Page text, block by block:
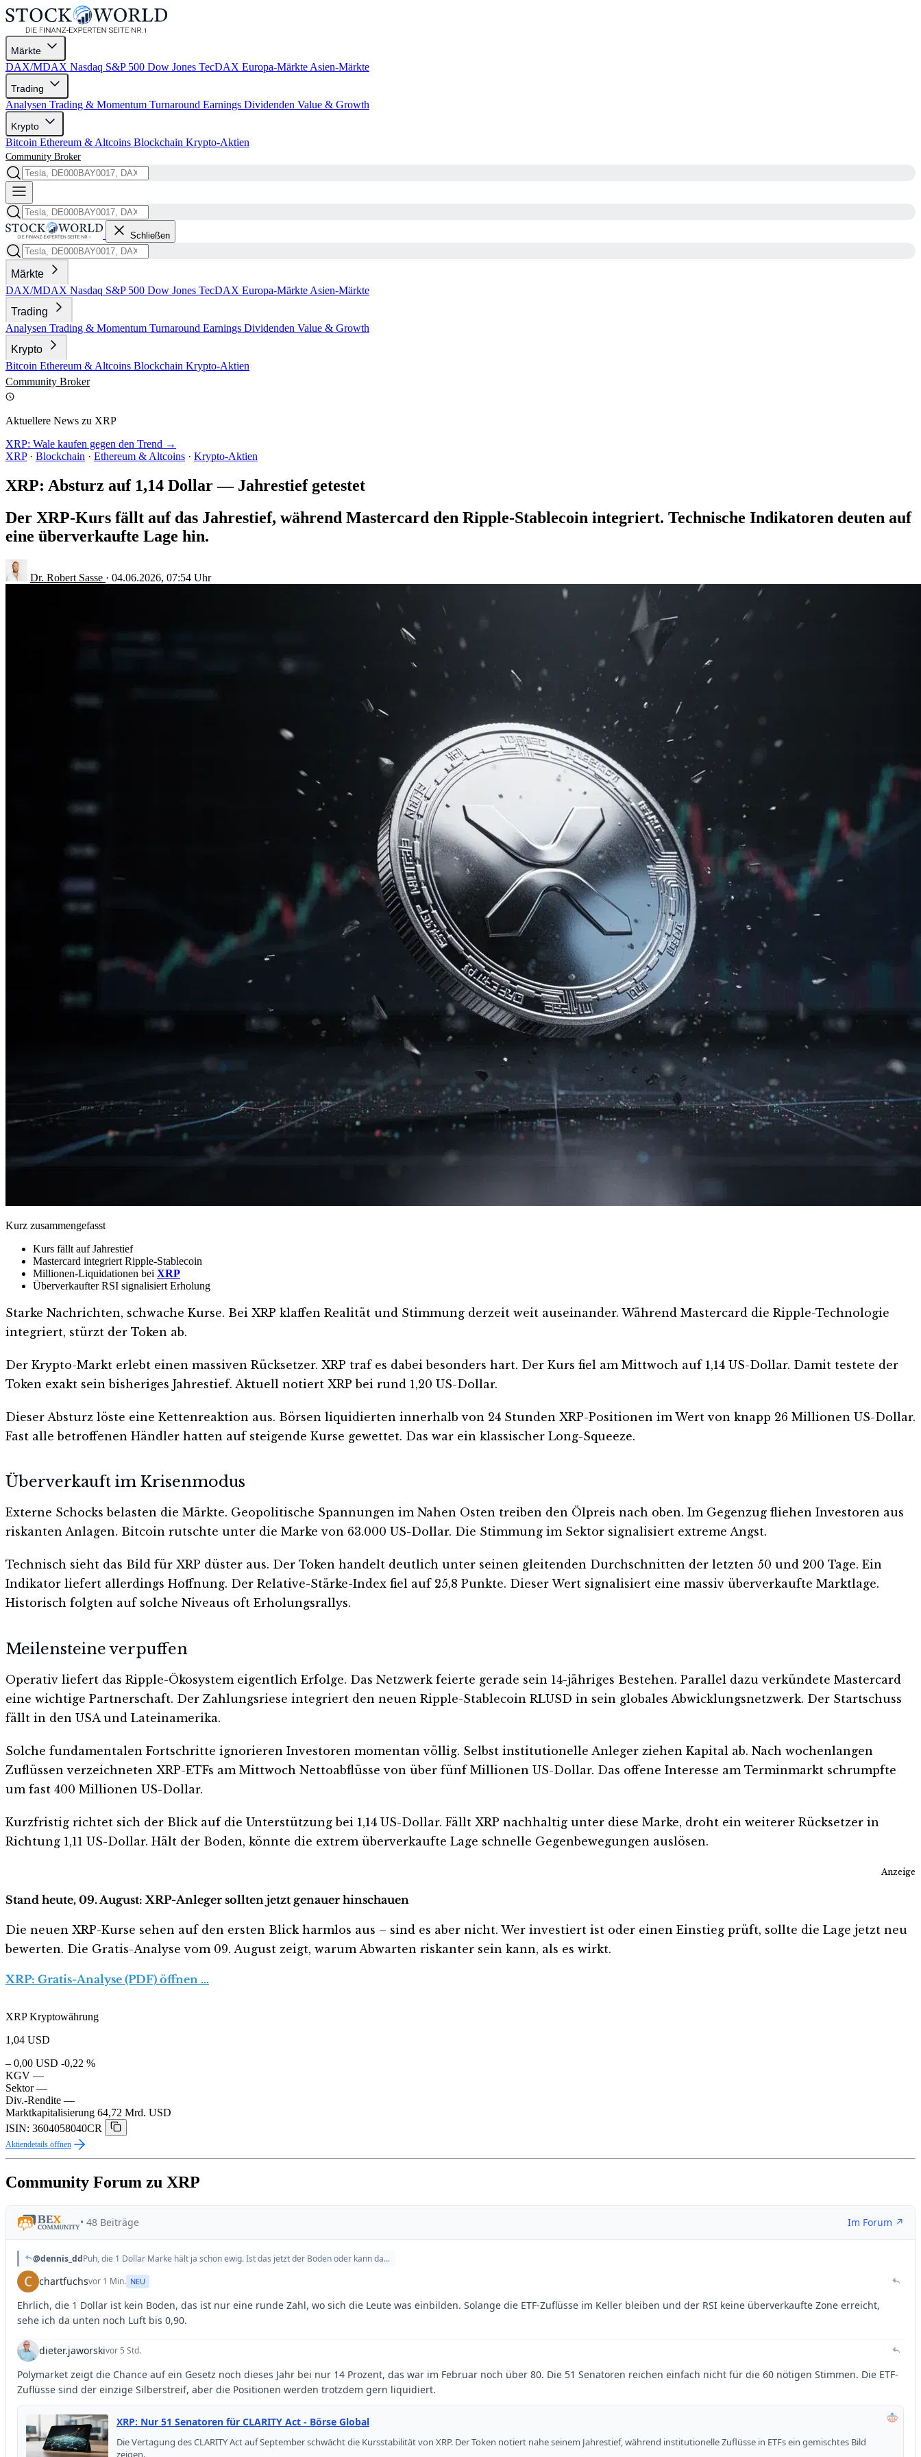
Märkte
DAX/MDAX Nasdaq S&P 500 Dow Jones TecDAX Europa-Märkte Asien-Märkte
Trading
Analysen Trading & Momentum Turnaround Earnings Dividenden Value & Growth
Krypto
Bitcoin Ethereum & Altcoins Blockchain Krypto-Aktien
Community Broker
Schließen
Märkte
DAX/MDAX Nasdaq S&P 500 Dow Jones TecDAX Europa-Märkte Asien-Märkte
Trading
Analysen Trading & Momentum Turnaround Earnings Dividenden Value & Growth
Krypto
Bitcoin Ethereum & Altcoins Blockchain Krypto-Aktien
Community Broker
Aktuellere News zu XRP
XRP: Wale kaufen gegen den Trend →
XRP · Blockchain · Ethereum & Altcoins · Krypto-Aktien
XRP: Absturz auf 1,14 Dollar — Jahrestief getestet
Der XRP-Kurs fällt auf das Jahrestief, während Mastercard den Ripple-Stablecoin integriert. Technische Indikatoren deuten auf
eine überverkaufte Lage hin.
Dr. Robert Sasse · 04.06.2026, 07:54 Uhr
Kurz zusammengefasst
Kurs fällt auf Jahrestief
Mastercard integriert Ripple-Stablecoin
Millionen-Liquidationen bei XRP
Überverkaufter RSI signalisiert Erholung
Starke Nachrichten, schwache Kurse. Bei XRP klaffen Realität und Stimmung derzeit weit auseinander. Während Mastercard die Ripple-Technologie
integriert, stürzt der Token ab.
Der Krypto-Markt erlebt einen massiven Rücksetzer. XRP traf es dabei besonders hart. Der Kurs fiel am Mittwoch auf 1,14 US-Dollar. Damit testete der
Token exakt sein bisheriges Jahrestief. Aktuell notiert XRP bei rund 1,20 US-Dollar.
Dieser Absturz löste eine Kettenreaktion aus. Börsen liquidierten innerhalb von 24 Stunden XRP-Positionen im Wert von knapp 26 Millionen US-Dollar.
Fast alle betroffenen Händler hatten auf steigende Kurse gewettet. Das war ein klassischer Long-Squeeze.
Überverkauft im Krisenmodus
Externe Schocks belasten die Märkte. Geopolitische Spannungen im Nahen Osten treiben den Ölpreis nach oben. Im Gegenzug fliehen Investoren aus
riskanten Anlagen. Bitcoin rutschte unter die Marke von 63.000 US-Dollar. Die Stimmung im Sektor signalisiert extreme Angst.
Technisch sieht das Bild für XRP düster aus. Der Token handelt deutlich unter seinen gleitenden Durchschnitten der letzten 50 und 200 Tage. Ein
Indikator liefert allerdings Hoffnung. Der Relative-Stärke-Index fiel auf 25,8 Punkte. Dieser Wert signalisiert eine massiv überverkaufte Marktlage.
Historisch folgten auf solche Niveaus oft Erholungsrallys.
Meilensteine verpuffen
Operativ liefert das Ripple-Ökosystem eigentlich Erfolge. Das Netzwerk feierte gerade sein 14-jähriges Bestehen. Parallel dazu verkündete Mastercard
eine wichtige Partnerschaft. Der Zahlungsriese integriert den neuen Ripple-Stablecoin RLUSD in sein globales Abwicklungsnetzwerk. Der Startschuss
fällt in den USA und Lateinamerika.
Solche fundamentalen Fortschritte ignorieren Investoren momentan völlig. Selbst institutionelle Anleger ziehen Kapital ab. Nach wochenlangen
Zuflüssen verzeichneten XRP-ETFs am Mittwoch Nettoabflüsse von über fünf Millionen US-Dollar. Das offene Interesse am Terminmarkt schrumpfte
um fast 400 Millionen US-Dollar.
Kurzfristig richtet sich der Blick auf die Unterstützung bei 1,14 US-Dollar. Fällt XRP nachhaltig unter diese Marke, droht ein weiterer Rücksetzer in
Richtung 1,11 US-Dollar. Hält der Boden, könnte die extrem überverkaufte Lage schnelle Gegenbewegungen auslösen.
Anzeige
Stand heute, 09. August: XRP-Anleger sollten jetzt genauer hinschauen
Die neuen XRP-Kurse sehen auf den ersten Blick harmlos aus – sind es aber nicht. Wer investiert ist oder einen Einstieg prüft, sollte die Lage jetzt neu
bewerten. Die Gratis-Analyse vom 09. August zeigt, warum Abwarten riskanter sein kann, als es wirkt.
XRP: Gratis-Analyse (PDF) öffnen …
XRP Kryptowährung
1,04 USD
– 0,00 USD -0,22 %
KGV —
Sektor —
Div.-Rendite —
Marktkapitalisierung 64,72 Mrd. USD
ISIN: 3604058040CR
Aktiendetails öffnen
Community Forum zu XRP